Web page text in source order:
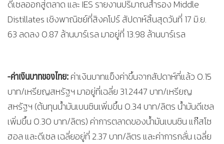
ดีเซลออกสู่ตลาด และ IES รายงานปริมาณสำรอง Middle
Distillates เชิงพาณิชย์ที่สิงคโปร์ สัปดาห์สิ้นสุดวันที่ 17 มิ.ย.
63 ลดลง 0.87 ล้านบาร์เรล มาอยู่ที่ 13.98 ล้านบาร์เรล
-ค่าเงินบาทของไทย:ค่าเงินบาทแข็งค่าขึ้นจากสัปดาห์ที่แล้ว 0.15
บาท/เหรียญสหรัฐฯ มาอยู่ที่เฉลี่ย 31.2447 บาท/เหรียญ
สหรัฐฯ (ต้นทุนน้ำมันเบนซินเพิ่มขึ้น 0.34 บาท/ลิตร น้ำมันดีเซล
เพิ่มขึ้น 0.30 บาท/ลิตร) ค่าการตลาดของน้ำมันเบนซิน แก๊สโซ
ฮอล และดีเซล เฉลี่ยอยู่ที่ 2.37 บาท/ลิตร และค่าการกลั่น เฉลี่ย